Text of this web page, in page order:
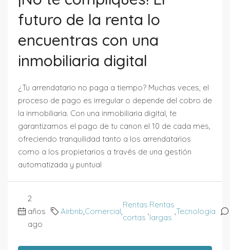
futuro de la renta lo
encuentras con una
inmobiliaria digital
¿Tu arrendatario no paga a tiempo? Muchas veces, el
proceso de pago es irregular o depende del cobro de
la inmobiliaria. Con una inmobiliaria digital, te
garantizamos el pago de tu canon el 10 de cada mes,
ofreciendo tranquilidad tanto a los arrendatarios
como a los propietarios a través de una gestión
automatizada y puntual
2
años
ago
Airbnb,Comercial,
Rentas
cortas
,
Rentas
largas
,Tecnologia